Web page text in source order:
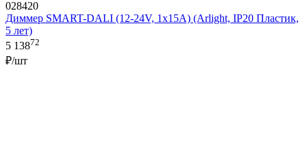
028420
Диммер SMART-DALI (12-24V, 1x15A) (Arlight, IP20 Пластик,
5 лет)
5 13872
₽/шт